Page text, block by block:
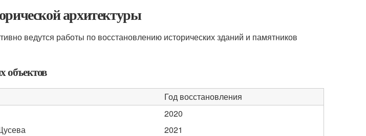
архитектуры
ведутся работы по восстановлению исторических зданий и памятников
объектов
Год восстановления
2020
2021